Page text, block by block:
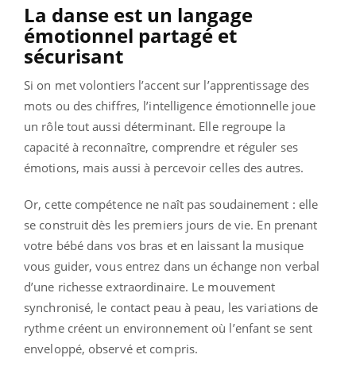
La danse est un langage
émotionnel partagé et
sécurisant
Si on met volontiers l’accent sur l’apprentissage des
mots ou des chiffres, l’intelligence émotionnelle joue
un rôle tout aussi déterminant. Elle regroupe la
capacité à reconnaître, comprendre et réguler ses
émotions, mais aussi à percevoir celles des autres.
Or, cette compétence ne naît pas soudainement : elle
se construit dès les premiers jours de vie. En prenant
votre bébé dans vos bras et en laissant la musique
vous guider, vous entrez dans un échange non verbal
d’une richesse extraordinaire. Le mouvement
synchronisé, le contact peau à peau, les variations de
rythme créent un environnement où l’enfant se sent
enveloppé, observé et compris.